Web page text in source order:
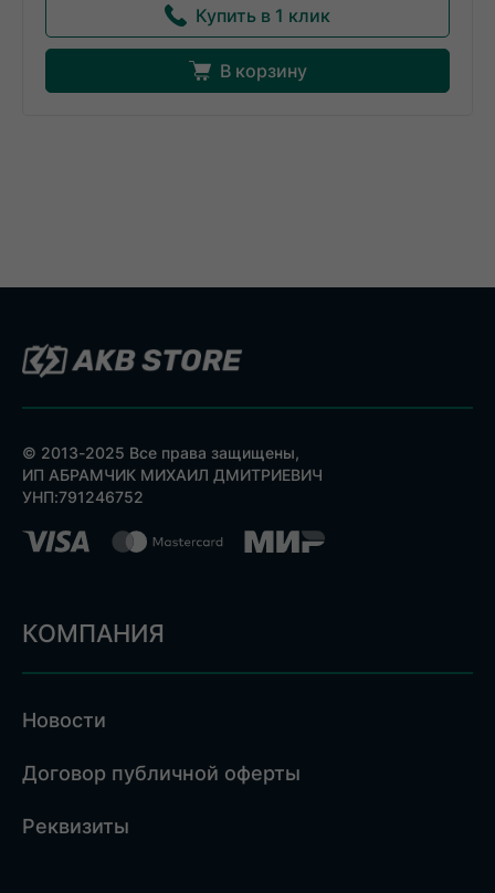
Купить в 1 клик
В корзину
© 2013-2025 Все права защищены,
ИП АБРАМЧИК МИХАИЛ ДМИТРИЕВИЧ
УНП:791246752
КОМПАНИЯ
Новости
Договор публичной оферты
Реквизиты